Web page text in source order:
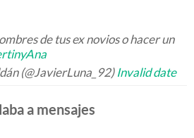
de tus ex novios o hacer un
(@JavierLuna_92) Invalid date
a mensajes